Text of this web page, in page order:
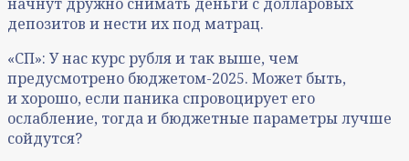
депозитов и нести их под матрац.
«СП»: У нас курс рубля и так выше, чем
предусмотрено бюджетом-2025. Может быть,
и хорошо, если паника спровоцирует его
ослабление, тогда и бюджетные параметры лучше
сойдутся?